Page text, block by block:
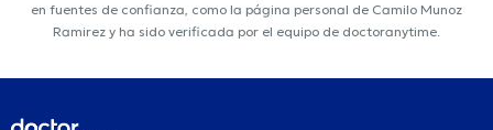
en fuentes de confianza, como la página personal de Camilo Munoz
Ramirez y ha sido verificada por el equipo de doctoranytime.